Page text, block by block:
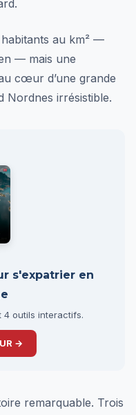
habitants au km² —
— mais une
cœur d’une grande
Nordnes irrésistible.
s'expatrier en
4 outils interactifs.
→
remarquable. Trois